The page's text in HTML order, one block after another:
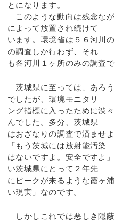
とになります。
このような動向は残念な
によって放置され続けて
います。環境省は５６河川
の調査しか行わず、それ
も各河川１ヶ所のみの調査
茨城県に至っては、あろ
でしたが、環境モニタリ
ング指標に入ったために渋
んでした。多分、茨城県
はおざなりの調査で済ませ
「もう茨城には放射能汚染
はないですよ。安全ですよ
い茨城県にとって２年先
にピークが来るような霞ヶ
い現実」なのです。
しかしこれでは悪しき隠